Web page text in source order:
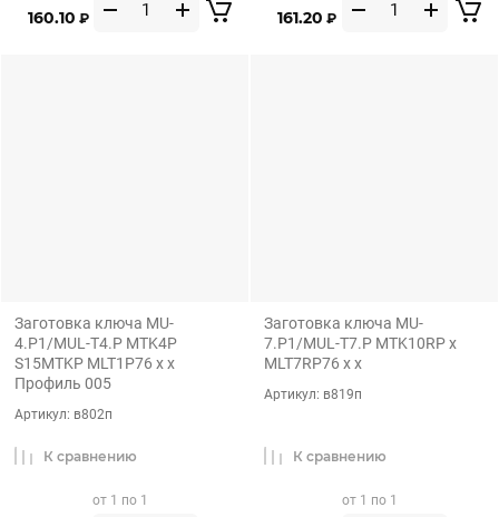
160.10 ₽ 161.20 ₽
Заготовка ключа MU-
4.P1/MUL-T4.P MTK4P
S15MTKP MLT1P76 x x
Профиль 005
Артикул: в802п
от 1 по 1
К сравнению
Заготовка ключа MU-
7.P1/MUL-T7.P MTK10RP x
MLT7RP76 x x
Артикул: в819п
от 1 по 1
К сравнению